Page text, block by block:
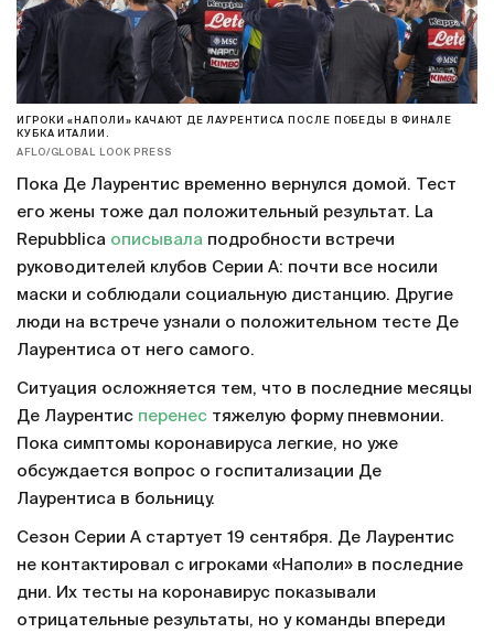
ИГРОКИ «НАПОЛИ» КАЧАЮТ ДЕ ЛАУРЕНТИСА ПОСЛЕ ПОБЕДЫ В ФИНАЛЕ
КУБКА ИТАЛИИ.
AFLO/GLOBAL LOOK PRESS
Пока Де Лаурентис временно вернулся домой. Тест
его жены тоже дал положительный результат. La
Repubblica описывала подробности встречи
руководителей клубов Серии А: почти все носили
маски и соблюдали социальную дистанцию. Другие
люди на встрече узнали о положительном тесте Де
Лаурентиса от него самого.
Ситуация осложняется тем, что в последние месяцы
Де Лаурентис перенес тяжелую форму пневмонии.
Пока симптомы коронавируса легкие, но уже
обсуждается вопрос о госпитализации Де
Лаурентиса в больницу.
Сезон Серии А стартует 19 сентября. Де Лаурентис
не контактировал с игроками «Наполи» в последние
дни. Их тесты на коронавирус показывали
отрицательные результаты, но у команды впереди